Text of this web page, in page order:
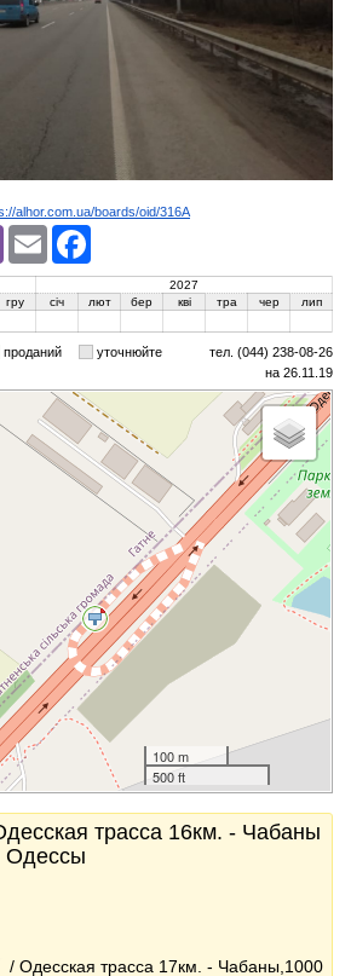
alhor.com.ua/boards/oid/316A
Viber Email
2027
гру січ лют бер кві тра чер лип
проданий уточнюйте
тел. (044) 238-08-26
на 26.11.19
100 m
500 ft
трасса 16км. - Чабаны
Одессы
/ Одесская трасса 17км. - Чабаны,1000